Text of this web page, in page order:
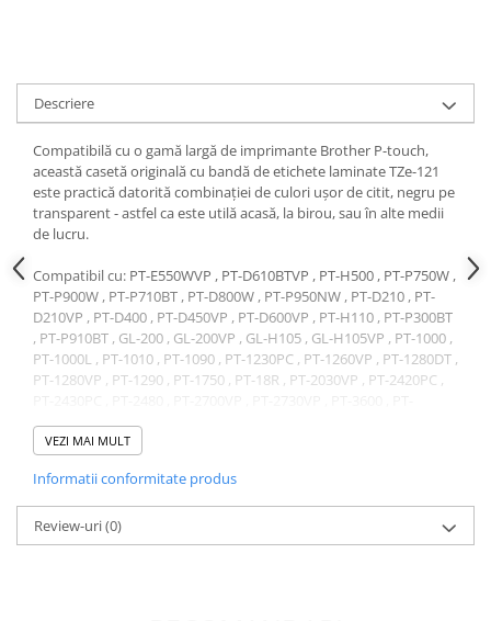
Descriere
Compatibilă cu o gamă largă de imprimante Brother P-touch,
această casetă originală cu bandă de etichete laminate TZe-121
este practică datorită combinației de culori ușor de citit, negru pe
transparent - astfel ca este utilă acasă, la birou, sau în alte medii
de lucru.
Compatibil cu: PT-E550WVP , PT-D610BTVP , PT-H500 , PT-P750W ,
PT-P900W , PT-P710BT , PT-D800W , PT-P950NW , PT-D210 , PT-
D210VP , PT-D400 , PT-D450VP , PT-D600VP , PT-H110 , PT-P300BT
, PT-P910BT , GL-200 , GL-200VP , GL-H105 , GL-H105VP , PT-1000 ,
PT-1000L , PT-1010 , PT-1090 , PT-1230PC , PT-1260VP , PT-1280DT ,
PT-1280VP , PT-1290 , PT-1750 , PT-18R , PT-2030VP , PT-2420PC ,
7100VP , PT-7500VP , PT-7600VP , PT-9500PC , PT-9600 , PT-
D200BW , PT-D200BWVP , PT-H105BW , PT-H300 , PT-P700 , PT-
1950 , PT-2100 , PT-2470 , PT-9200DX , PT-9400 , PT-D200BWVP ,
PT-H105BW , PT-H107B , PT-H75
VEZI MAI MULT
Informatii conformitate produs
Review-uri(0)